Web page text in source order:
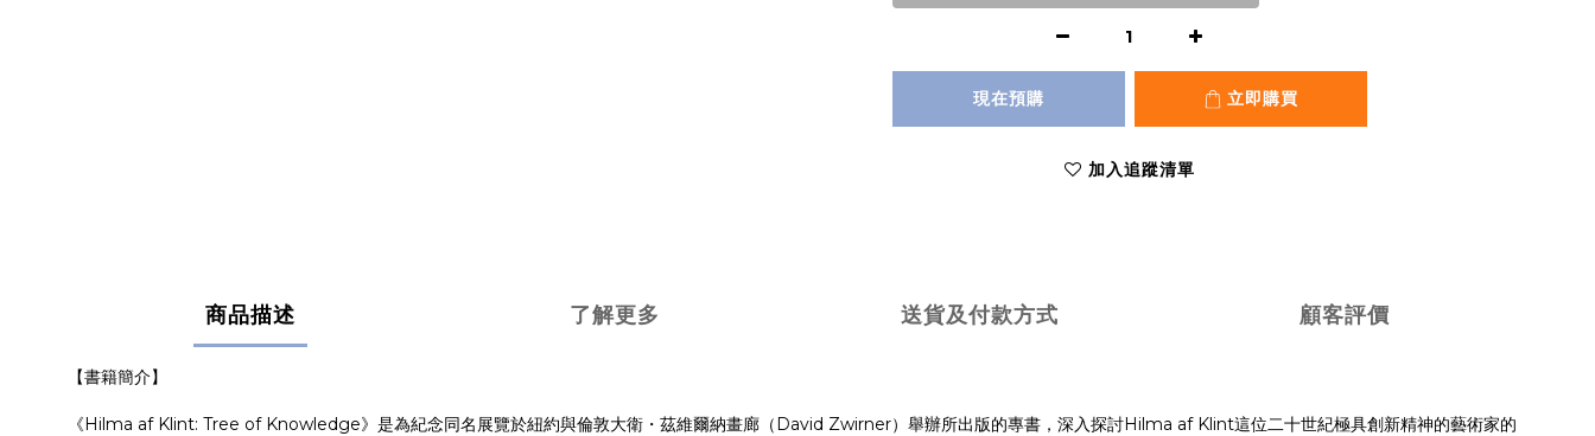
現在預購 立即購買
加入追蹤清單
商品描述 了解更多 送貨及付款方式 顧客評價
【書籍簡介】
《Hilma af Klint: Tree of Knowledge》是為紀念同名展覽於紐約與倫敦大衛・茲維爾納畫廊（David Zwirner）舉辦所出版的專書，深入探討Hilma af Klint這位二十世紀極具創新精神的藝術家的